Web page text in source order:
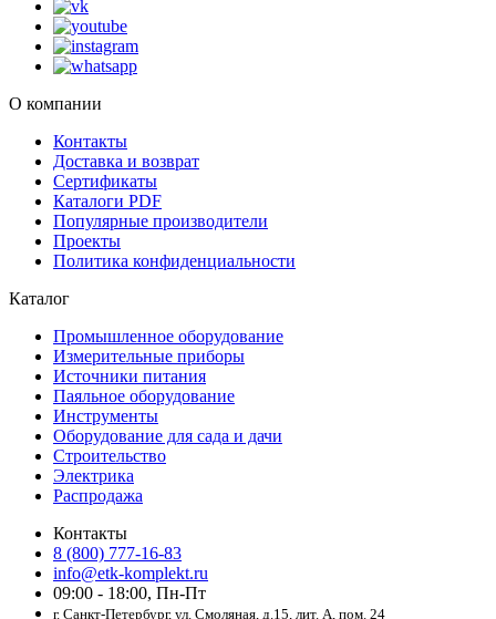
О компании
Контакты
Доставка и возврат
Сертификаты
Каталоги PDF
Популярные производители
Проекты
Политика конфиденциальности
Каталог
Промышленное оборудование
Измерительные приборы
Источники питания
Паяльное оборудование
Инструменты
Оборудование для сада и дачи
Строительство
Электрика
Распродажа
Контакты
8 (800) 777-16-83
info@etk-komplekt.ru
09:00 - 18:00, Пн-Пт
г. Санкт-Петербург, ул. Смоляная, д.15, лит. А, пом. 24